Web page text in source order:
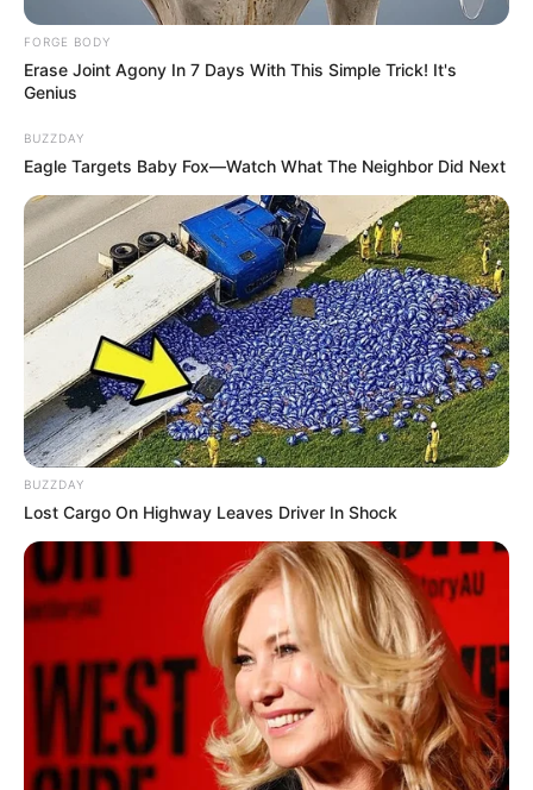
FORGE BODY
Erase Joint Agony In 7 Days With This Simple Trick! It's
Genius
BUZZDAY
Eagle Targets Baby Fox—Watch What The Neighbor Did Next
BUZZDAY
Lost Cargo On Highway Leaves Driver In Shock